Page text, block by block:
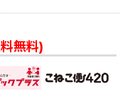
無料)